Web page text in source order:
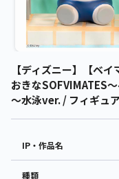
【ディズニー】【ベ
おきなSOFVIMATES
～水泳ver. / フィギュ
IP・作品名
種類